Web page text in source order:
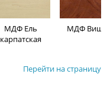
МДФ Ель
карпатская
МДФ
Перейти на страницу